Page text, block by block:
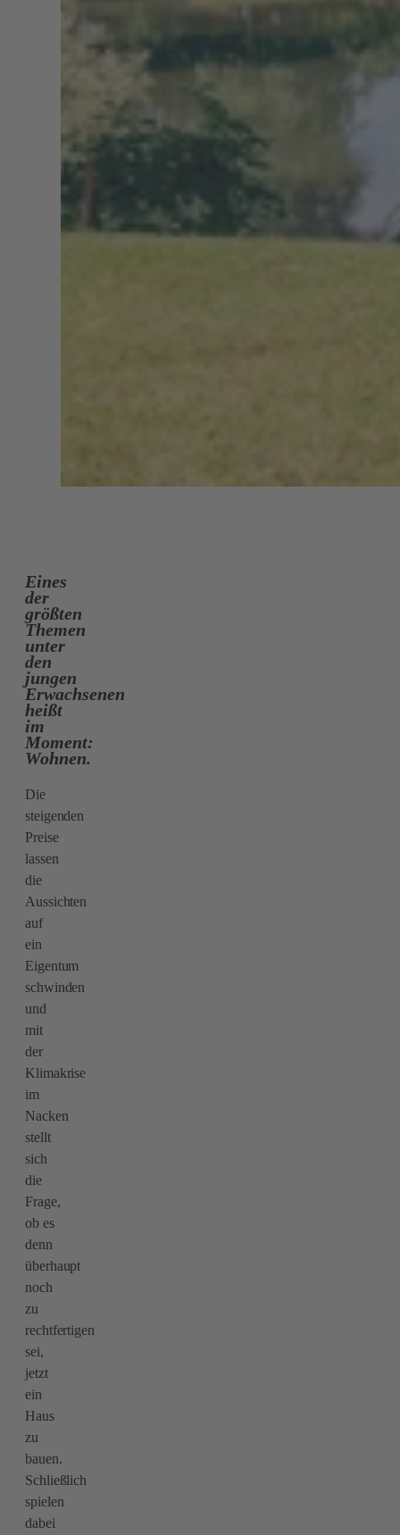
Eines
der
größten
Themen
unter
den
jungen
Erwachsenen
heißt
im
Moment:
Wohnen.
Die
steigenden
Preise
lassen
die
Aussichten
auf
ein
Eigentum
schwinden
und
mit
der
Klimakrise
im
Nacken
stellt
sich
die
Frage,
ob es
denn
überhaupt
noch
zu
rechtfertigen
sei,
jetzt
ein
Haus
zu
bauen.
Schließlich
spielen
dabei